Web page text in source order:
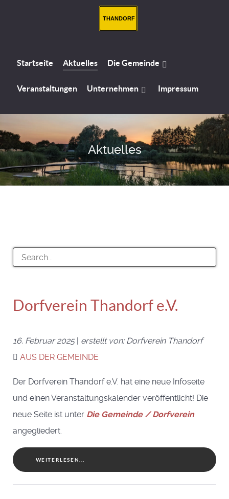
THANDORF
Startseite Aktuelles Die Gemeinde
Veranstaltungen Unternehmen Impressum
Aktuelles
Dorfverein Thandorf e.V.
16. Februar 2025
erstellt von: Dorfverein Thandorf
AUS DER GEMEINDE
Der Dorfverein Thandorf e.V. hat eine neue Infoseite
und einen Veranstaltungskalender veröffentlicht! Die
neue Seite ist unter Die Gemeinde / Dorfverein
angegliedert.
WEITERLESEN...